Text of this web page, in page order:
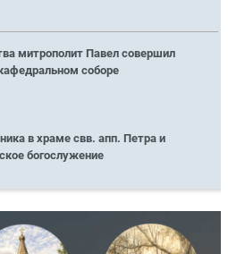
митрополит Павел совершил
соборе
в храме свв. апп. Петра и
богослужение